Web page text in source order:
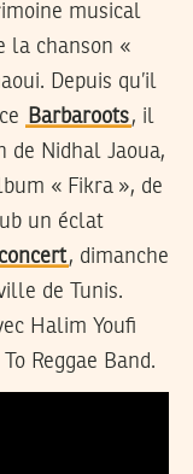
musical
la chanson «
Depuis qu’il
Barbaroots, il
de Nidhal Jaoua,
« Fikra », de
un éclat
, dimanche
de Tunis.
Halim Youfi
Reggae Band.